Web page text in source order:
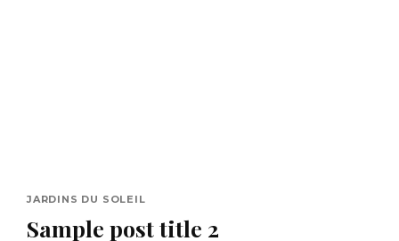
JARDINS DU SOLEIL
Sample post title 2